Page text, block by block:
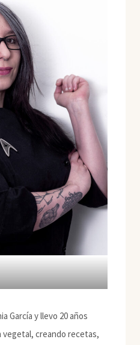
García y llevo 20 años
vegetal, creando recetas,